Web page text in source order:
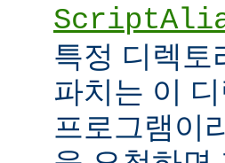
특정 디렉토
파치는 이
프로그램이